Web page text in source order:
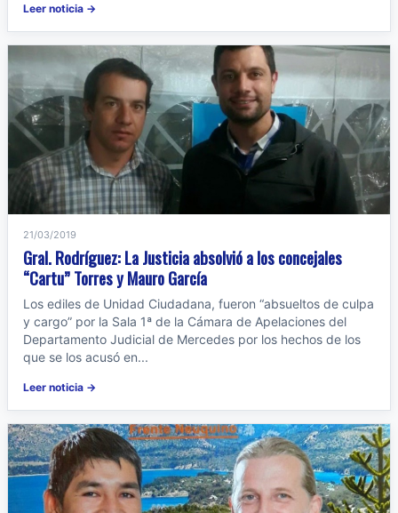
Leer noticia →
21/03/2019
Gral. Rodríguez: La Justicia absolvió a los concejales
“Cartu” Torres y Mauro García
Los ediles de Unidad Ciudadana, fueron “absueltos de culpa
y cargo” por la Sala 1ª de la Cámara de Apelaciones del
Departamento Judicial de Mercedes por los hechos de los
que se los acusó en...
Leer noticia →